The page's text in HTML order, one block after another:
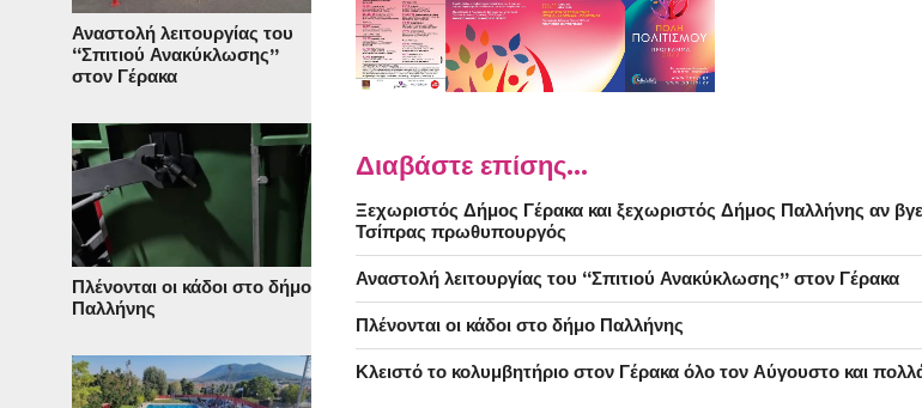
Αναστολή λειτουργίας του
“Σπιτιού Ανακύκλωσης”
στον Γέρακα
Πλένονται οι κάδοι στο δήμο
Παλλήνης
Διαβάστε επίσης...
Ξεχωριστός Δήμος Γέρακα και ξεχωριστός Δήμος Παλλήνης αν
Τσίπρας πρωθυπουργός
Αναστολή λειτουργίας του “Σπιτιού Ανακύκλωσης” στον Γέρακα
Πλένονται οι κάδοι στο δήμο Παλλήνης
Κλειστό το κολυμβητήριο στον Γέρακα όλο τον Αύγουστο και